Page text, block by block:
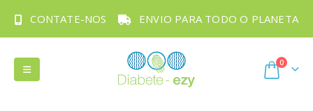
CONTATE-NOS ENVIO PARA TODO O PLANETA
0